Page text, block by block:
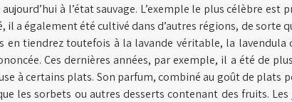
à l’état sauvage. L’exemple le plus célèbre
a également été cultivé dans d’autres régions, de sorte
en tiendrez toutefois à la lavande véritable, la
Ces dernières années, par exemple, il a été de
à certains plats. Son parfum, combiné au goût de plats
les sorbets ou autres desserts contenant des fruits.